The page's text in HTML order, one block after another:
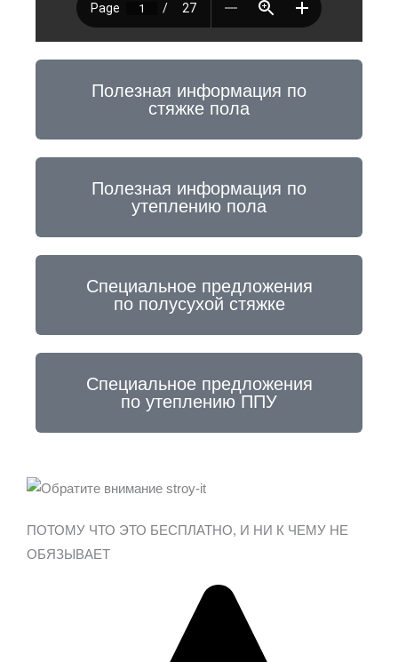
Полезная информация по
стяжке пола
Полезная информация по
утеплению пола
Специальное предложения
по полусухой стяжке
Специальное предложения
по утеплению ППУ
ПОТОМУ ЧТО ЭТО БЕСПЛАТНО, И НИ К ЧЕМУ НЕ
ОБЯЗЫВАЕТ